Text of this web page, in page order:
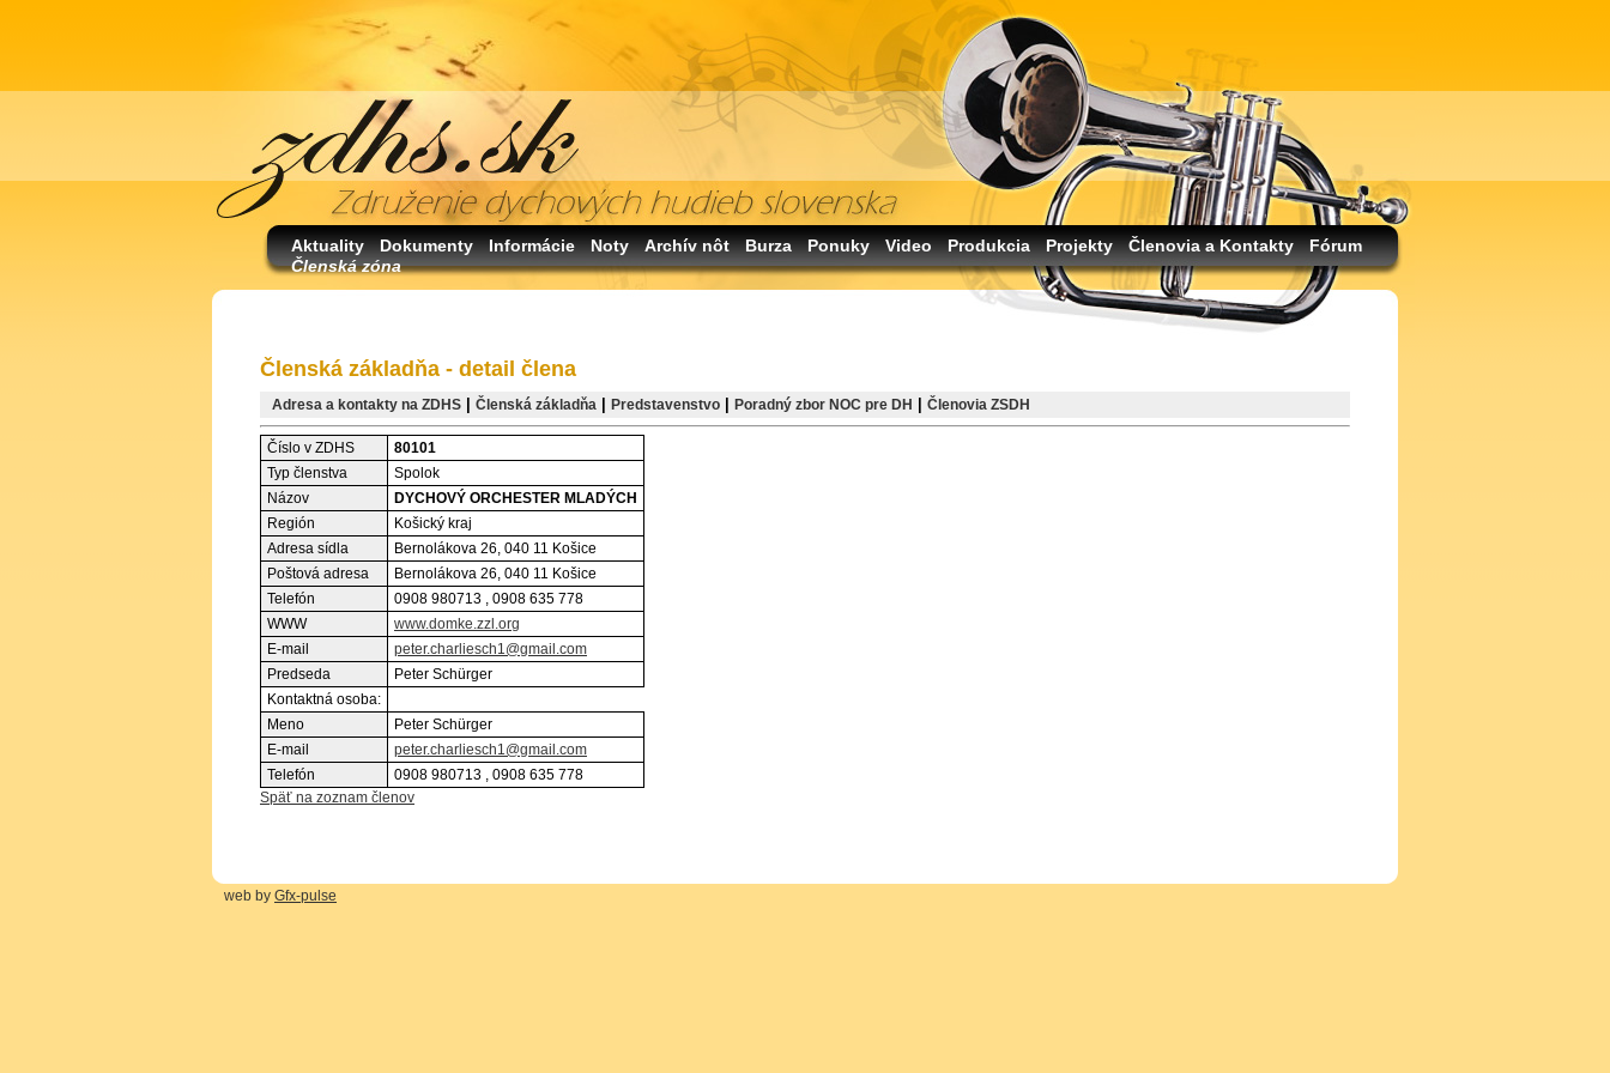
Aktuality Dokumenty Informácie Noty Archív nôt Burza Ponuky Video Produkcia Projekty Členovia a Kontakty
Fórum
Členská zóna
Členská základňa - detail člena
Adresa a kontakty na ZDHS Členská základňa Predstavenstvo Poradný zbor NOC pre DH Členovia ZSDH
Číslo v ZDHS
80101
Typ členstva
Spolok
Názov
DYCHOVÝ ORCHESTER MLADÝCH
Región
Košický kraj
Adresa sídla
Bernolákova 26, 040 11 Košice
Poštová adresa
Bernolákova 26, 040 11 Košice
Telefón
0908 980713 , 0908 635 778
WWW
www.domke.zzl.org
E-mail
peter.charliesch1@gmail.com
Predseda
Peter Schürger
Kontaktná osoba:
Meno
Peter Schürger
E-mail
peter.charliesch1@gmail.com
Telefón
0908 980713 , 0908 635 778
Späť na zoznam členov
web by Gfx-pulse